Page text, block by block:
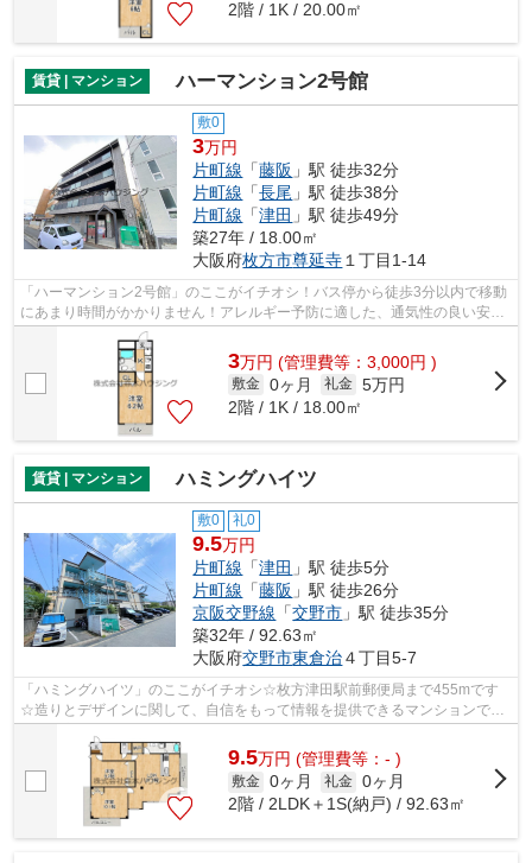
2階 / 1K / 20.00㎡
賃貸 | マンション ハーマンション2号館
敷0
3万円
片町線 「藤阪 」駅 徒歩32分
片町線 「長尾 」駅 徒歩38分
片町線 「津田 」駅 徒歩49分
築27年 / 18.00㎡
大阪府枚方市尊延寺 １丁目1-14
「ハーマンション2号館」のここがイチオシ！バス停から徒歩3分以内で移動
にあまり時間がかかりません！アレルギー予防に適した、通気性の良い安心
の物件です！健康な体は新鮮な空気を...
3万円 (管理費等：3,000円 )
敷金 0ヶ月 礼金 5万円
2階 / 1K / 18.00㎡
賃貸 | マンション ハミングハイツ
敷0 礼0
9.5万円
片町線 「津田 」駅 徒歩5分
片町線 「藤阪 」駅 徒歩26分
京阪交野線 「交野市 」駅 徒歩35分
築32年 / 92.63㎡
大阪府交野市東倉治４丁目5-7
「ハミングハイツ」のここがイチオシ☆枚方津田駅前郵便局まで455mです
☆造りとデザインに関して、自信をもって情報を提供できるマンションです
☆通風良好な条件は健康面でも大切です☆そ...
9.5万円 (管理費等：- )
敷金 0ヶ月 礼金 0ヶ月
2階 / 2LDK＋1S(納戸) / 92.63㎡